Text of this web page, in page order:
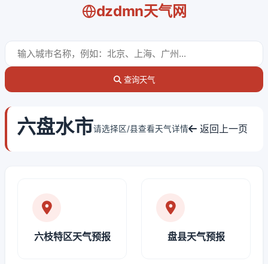
dzdmn天气网
查询天气
六盘水市请选择区/县查看天气详情 返回上一页
六枝特区天气预报 盘县天气预报